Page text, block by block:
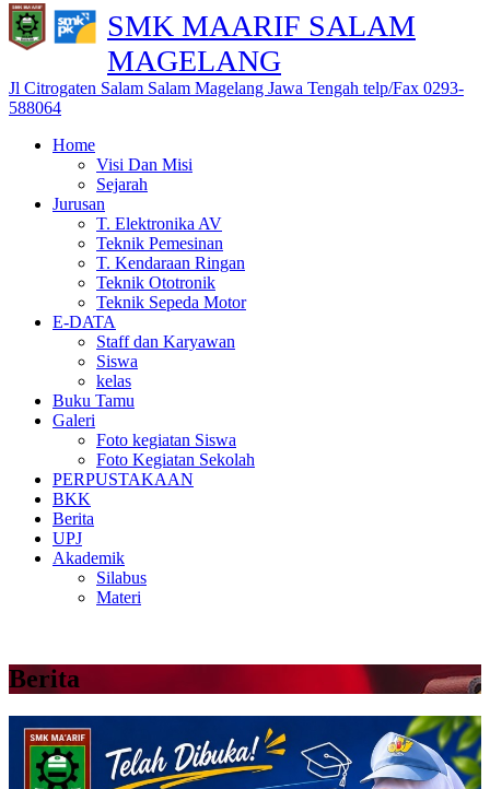
SMK MAARIF SALAM
MAGELANG
Jl Citrogaten Salam Salam Magelang Jawa Tengah telp/Fax 0293-
588064
Home
Visi Dan Misi
Sejarah
Jurusan
T. Elektronika AV
Teknik Pemesinan
T. Kendaraan Ringan
Teknik Ototronik
Teknik Sepeda Motor
E-DATA
Staff dan Karyawan
Siswa
kelas
Buku Tamu
Galeri
Foto kegiatan Siswa
Foto Kegiatan Sekolah
PERPUSTAKAAN
BKK
Berita
UPJ
Akademik
Silabus
Materi
Berita